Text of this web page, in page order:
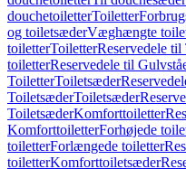
douchetoiletterToiletter
og toiletsæderVæghængte
toiletterToiletterReservedele til
toiletterReservedele til
ToiletterToiletsæder
ToiletsæderToiletsæder
ToiletsæderKomforttoiletter
KomforttoiletterForhøjede
toiletterForlængede toiletter
toiletterKomforttoiletsæder